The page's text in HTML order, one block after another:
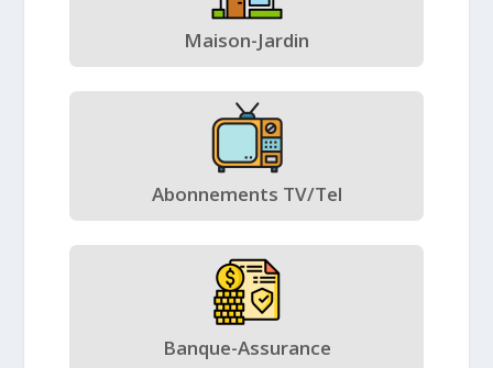
Maison-Jardin
Abonnements TV/Tel
Banque-Assurance